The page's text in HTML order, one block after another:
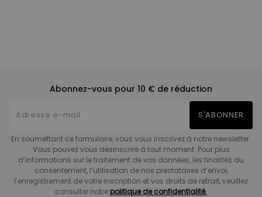
Abonnez-vous pour 10 € de réduction
S'ABONNER
En soumettant ce formulaire, vous vous inscrivez à notre newsletter.
Vous pouvez vous désinscrire à tout moment. Pour plus
d’informations sur le traitement de vos données, les finalités du
consentement, l’utilisation de nos prestataires d’envoi,
l’enregistrement de votre inscription et vos droits de retrait, veuillez
consulter notre politique de confidentialité.